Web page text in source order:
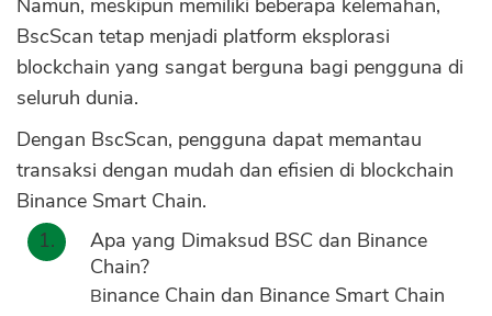
Namun, meskipun memiliki beberapa kelemahan,
BscScan tetap menjadi platform eksplorasi
blockchain yang sangat berguna bagi pengguna di
seluruh dunia.
Dengan BscScan, pengguna dapat memantau
transaksi dengan mudah dan efisien di blockchain
Binance Smart Chain.
Apa yang Dimaksud BSC dan Binance
Chain?
Binance Chain dan Binance Smart Chain
OK
CANCEL